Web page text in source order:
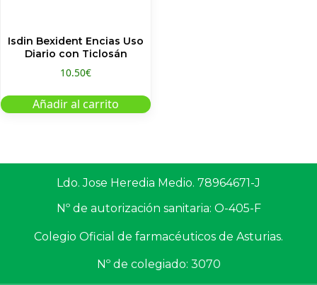
Isdin Bexident Encias Uso
Diario con Ticlosán
10.50€
Añadir al carrito
Ldo. Jose Heredia Medio. 78964671-J
Nº de autorización sanitaria: O-405-F
Colegio Oficial de farmacéuticos de Asturias.
Nº de colegiado: 3070